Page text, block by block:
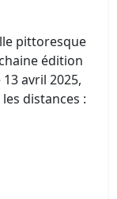
pittoresque
édition
avril 2025,
distances :​